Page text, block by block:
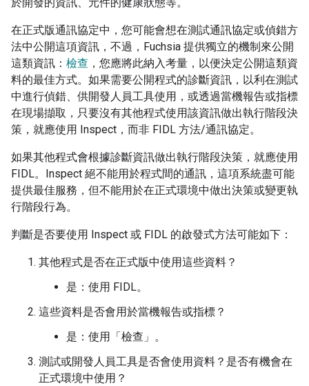
在正式版通訊協定中，您可能會想在測試通訊協定或偵錯方
法中公開這項資訊，不過，Fuchsia 提供獨立的機制來公開
這類資訊： 檢查 ，您應將此納入考量，以便決定公開這類資
料的最佳方式。如果需要公開程式的診斷資訊，以利在測試
中進行偵錯、供開發人員工具使用，或透過當機報告或指標
在現場擷取，只要沒有其他程式使用該資訊做出執行階段決
策，就應使用 Inspect，而非 FIDL 方法/通訊協定。
如果其他程式會根據診斷資訊做出執行階段決策，就應使用
FIDL。Inspect 絕不能用於程式間的通訊，這項系統盡可能
提供最佳服務，但不能用於在正式環境中做出決策或變更執
行階段行為。
判斷是否要使用 Inspect 或 FIDL 的啟發式方法可能如下：
其他程式是否在正式版中使用這些資料？
是：使用 FIDL。
這些資料是否會用於當機報告或指標？
是：使用「檢查」。
測試或開發人員工具是否會使用資料？是否有機會在
正式環境中使用？